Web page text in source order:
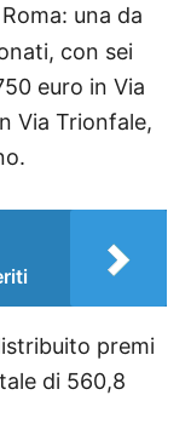
una da
con sei
euro in Via
Via Trionfale,
premi
di 560,8